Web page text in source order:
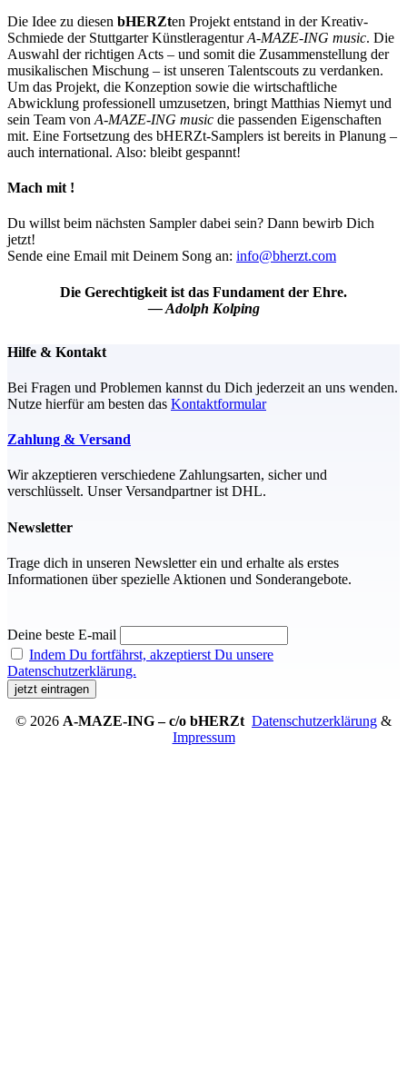
Die Idee zu diesen bHERZten Projekt entstand in der Kreativ-
Schmiede der Stuttgarter KünstleragenturA-MAZE-ING music. Die
Auswahl der richtigen Acts – und somit die Zusammenstellung der
musikalischen Mischung – ist unseren Talentscouts zu verdanken.
Um das Projekt, die Konzeption sowie die wirtschaftliche
Abwicklung professionell umzusetzen, bringt Matthias Niemyt und
sein Team von A-MAZE-ING music die passenden Eigenschaften
mit. Eine Fortsetzung des bHERZt-Samplers ist bereits in Planung –
auch international. Also: bleibt gespannt!
Mach mit !
Du willst beim nächsten Sampler dabei sein? Dann bewirb Dich
jetzt!
Sende eine Email mit Deinem Song an: info@bherzt.com
Die Gerechtigkeit ist das Fundament der Ehre.
― Adolph Kolping
Hilfe & Kontakt
Bei Fragen und Problemen kannst du Dich jederzeit an uns wenden.
Nutze hierfür am besten das Kontaktformular
Zahlung & Versand
Wir akzeptieren verschiedene Zahlungsarten, sicher und
verschlüsselt. Unser Versandpartner ist DHL.
Newsletter
Trage dich in unseren Newsletter ein und erhalte als erstes
Informationen über spezielle Aktionen und Sonderangebote.
Deine beste E-mail
Indem Du fortfährst, akzeptierst Du unsere
Datenschutzerklärung.
© 2026 A-MAZE-ING – c/o bHERZt Datenschutzerklärung &
Impressum